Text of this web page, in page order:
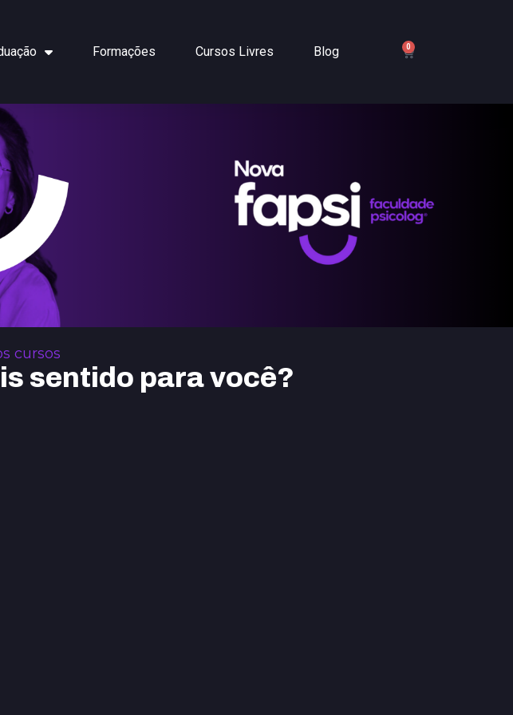
Formações Cursos Livres Blog 0
cursos
sentido para você?